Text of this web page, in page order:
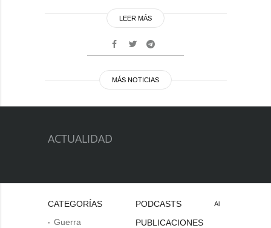
LEER MÁS
MÁS NOTICIAS
ACTUALIDAD
CATEGORÍAS
Guerra
PODCASTS
PUBLICACIONES
Al